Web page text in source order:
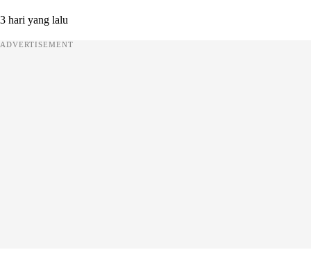
3 hari yang lalu
ADVERTISEMENT